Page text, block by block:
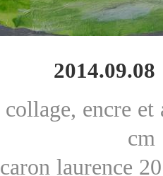
collage, encre
cm
caron laurence